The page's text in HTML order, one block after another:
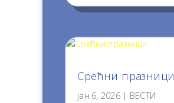
Срећни празници
јан 6, 2026 | ВЕСТИ